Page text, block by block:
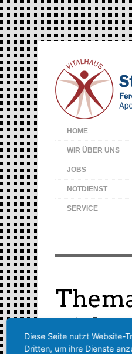
HOME
WIR ÜBER UNS
JOBS
NOTDIENST
SERVICE
Diese Seite nutzt Website-
Dritten, um ihre Dienste